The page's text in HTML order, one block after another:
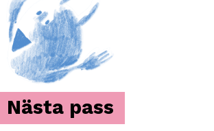
Nästa pass